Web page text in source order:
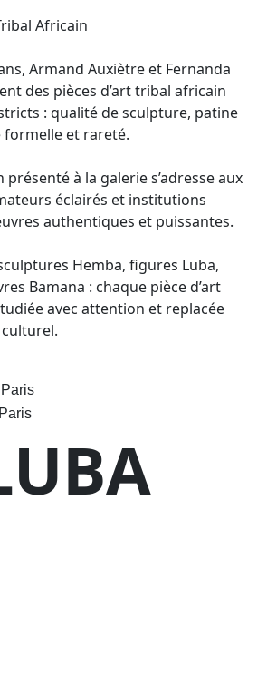
Africain
Armand Auxiètre et Fernanda
des pièces d’art tribal africain
: qualité de sculpture, patine
et rareté.
présenté à la galerie s’adresse aux
éclairés et institutions
authentiques et puissantes.
Hemba, figures Luba,
Bamana : chaque pièce d’art
avec attention et replacée